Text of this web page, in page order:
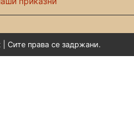
Сите права се задржани.